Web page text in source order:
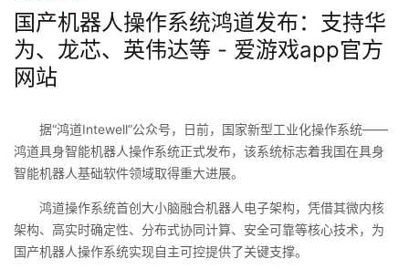
国产机器人操作系统鸿道发布：支持华
为、龙芯、英伟达等 - 爱游戏app官方
网站
据“鸿道Intewell”公众号，日前，国家新型工业化操作系统——
鸿道具身智能机器人操作系统正式发布，该系统标志着我国在具身
智能机器人基础软件领域取得重大进展。
鸿道操作系统首创大小脑融合机器人电子架构，凭借其微内核
架构、高实时确定性、分布式协同计算、安全可靠等核心技术，为
国产机器人操作系统实现自主可控提供了关键支撑。